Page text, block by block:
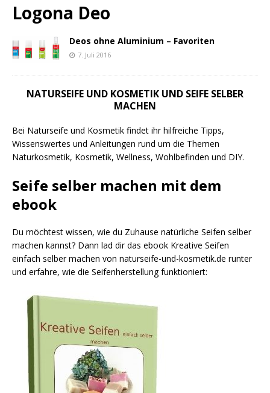
Logona Deo
Deos ohne Aluminium – Favoriten
7. Juli 2016
NATURSEIFE UND KOSMETIK UND SEIFE SELBER
MACHEN
Bei Naturseife und Kosmetik findet ihr hilfreiche Tipps,
Wissenswertes und Anleitungen rund um die Themen
Naturkosmetik, Kosmetik, Wellness, Wohlbefinden und DIY.
Seife selber machen mit dem
ebook
Du möchtest wissen, wie du Zuhause natürliche Seifen selber
machen kannst? Dann lad dir das ebook Kreative Seifen
einfach selber machen von naturseife-und-kosmetik.de runter
und erfahre, wie die Seifenherstellung funktioniert: